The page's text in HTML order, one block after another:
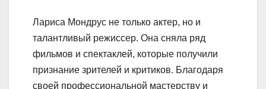
Лариса Мондрус не только актер, но и
талантливый режиссер. Она сняла ряд
фильмов и спектаклей, которые получили
признание зрителей и критиков. Благодаря
своей профессиональной мастерству и